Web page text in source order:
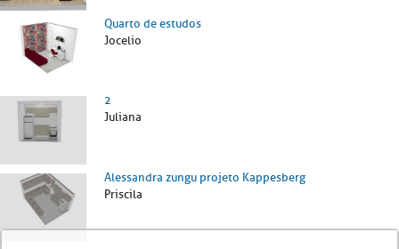
Quarto de estudos
Jocelio
2
Juliana
Alessandra zungu projeto Kappesberg
Priscila